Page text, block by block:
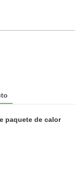
paquete de calor